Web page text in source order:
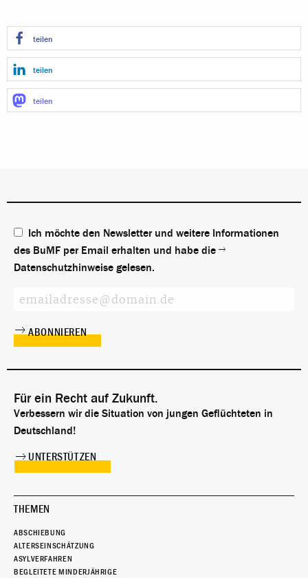
teilen
teilen
teilen
Ich möchte den Newsletter und weitere Informationen
des BuMF per Email erhalten und habe die
Datenschutzhinweise gelesen.
Für ein Recht auf Zukunft.
Verbessern wir die Situation von jungen Geflüchteten in
Deutschland!
UNTERSTÜTZEN
THEMEN
ABSCHIEBUNG
ALTERSEINSCHÄTZUNG
ASYLVERFAHREN
BEGLEITETE MINDERJÄHRIGE